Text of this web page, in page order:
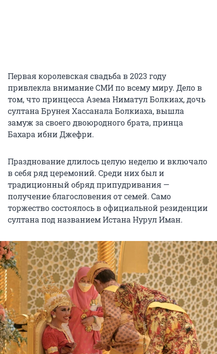
Первая королевская свадьба в 2023 году
привлекла внимание СМИ по всему миру. Дело в
том, что принцесса Азема Ниматул Болкиах, дочь
султана Брунея Хассанала Болкиаха, вышла
замуж за своего двоюродного брата, принца
Бахара ибни Джефри.
Празднование длилось целую неделю и включало
в себя ряд церемоний. Среди них был и
традиционный обряд припудривания —
получение благословения от семей. Само
торжество состоялось в официальной резиденции
султана под названием Истана Нурул Иман.